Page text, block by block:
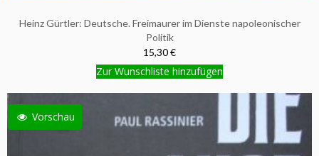
Heinz Gürtler: Deutsche. Freimaurer im Dienste napoleonischer
Politik
15,30 €
Zur Wunschliste hinzufügen
Vorschau